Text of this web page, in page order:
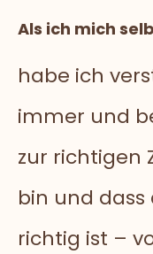
Als ich mich
habe ich
immer und
zur richtigen
bin und dass
richtig ist –